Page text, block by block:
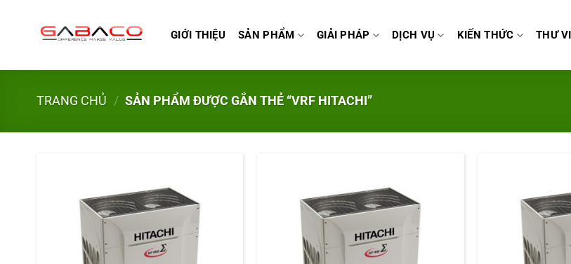
GIỚI THIỆU SẢN PHẨM GIẢI PHÁP DỊCH VỤ KIẾN THỨC THƯ
TRANG CHỦ / SẢN PHẨM ĐƯỢC GẮN THẺ “VRF HITACHI”